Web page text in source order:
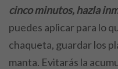
cinco minutos, hazla
puedes aplicar para lo
chaqueta, guardar los
manta. Evitarás la